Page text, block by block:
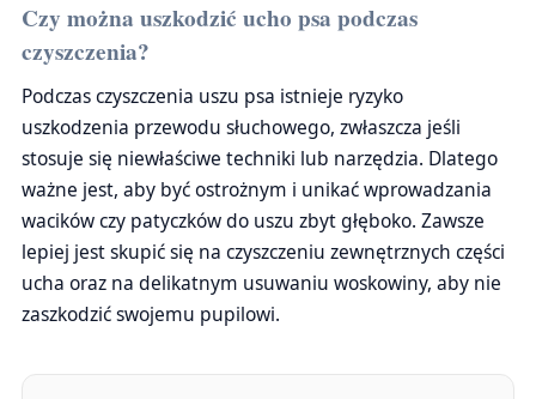
Czy można uszkodzić ucho psa podczas
czyszczenia?
Podczas czyszczenia uszu psa istnieje ryzyko
uszkodzenia przewodu słuchowego, zwłaszcza jeśli
stosuje się niewłaściwe techniki lub narzędzia. Dlatego
ważne jest, aby być ostrożnym i unikać wprowadzania
wacików czy patyczków do uszu zbyt głęboko. Zawsze
lepiej jest skupić się na czyszczeniu zewnętrznych części
ucha oraz na delikatnym usuwaniu woskowiny, aby nie
zaszkodzić swojemu pupilowi.